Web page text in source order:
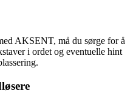
AKSENT, må du sørge for å
i ordet og eventuelle hint